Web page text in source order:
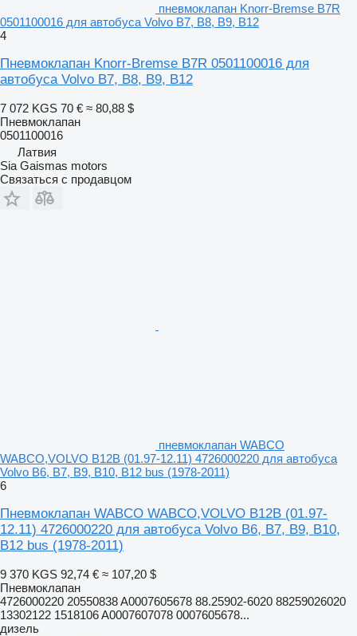
пневмоклапан Knorr-Bremse B7R
0501100016 для автобуса Volvo B7, B8, B9, B12
4
Пневмоклапан Knorr-Bremse B7R 0501100016 для
автобуса Volvo B7, B8, B9, B12
7 072 KGS 70 € ≈ 80,88 $
Пневмоклапан
0501100016
Латвия
Sia Gaismas motors
Связаться с продавцом
пневмоклапан WABCO
WABCO,VOLVO B12B (01.97-12.11) 4726000220 для автобуса
Volvo B6, B7, B9, B10, B12 bus (1978-2011)
6
Пневмоклапан WABCO WABCO,VOLVO B12B (01.97-
12.11) 4726000220 для автобуса Volvo B6, B7, B9, B10,
B12 bus (1978-2011)
9 370 KGS 92,74 € ≈ 107,20 $
Пневмоклапан
4726000220 20550838 A0007605678 88.25902-6020 88259026020
13302122 1518106 A0007607078 0007605678...
дизель